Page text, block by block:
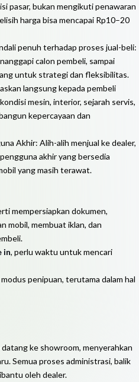
pasar, bukan mengikuti penawaran
harga bisa mencapai Rp10–20
penuh terhadap proses jual-beli:
calon pembeli, sampai
untuk strategi dan fleksibilitas.
langsung kepada pembeli
mesin, interior, sejarah servis,
kepercayaan dan
Akhir: Alih-alih menjual ke dealer,
akhir yang bersedia
yang masih terawat.
mempersiapkan dokumen,
mobil, membuat iklan, dan
in, perlu waktu untuk mencari
penipuan, terutama dalam hal
ke showroom, menyerahkan
Semua proses administrasi, balik
oleh dealer.